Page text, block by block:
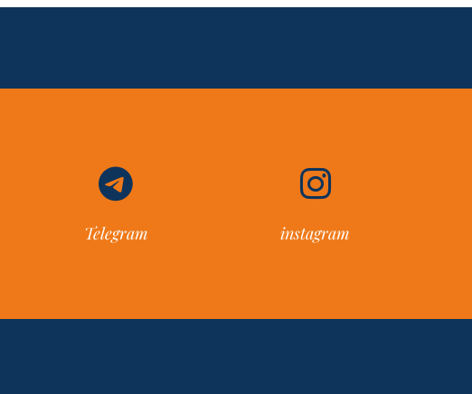
Telegram instagram